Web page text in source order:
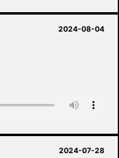
2024-08-04
2024-07-28